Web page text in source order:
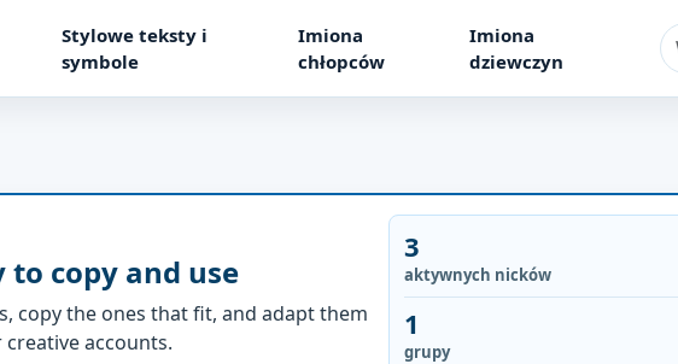
Stylowe teksty i
symbole
Imiona
chłopców
Imiona
dziewczyn
copy and use
copy the ones that fit, and adapt them
accounts.
3
aktywnych nicków
1
grupy